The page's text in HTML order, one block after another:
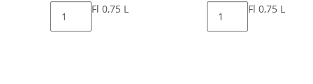
Fl 0,75 L Fl 0,75 L